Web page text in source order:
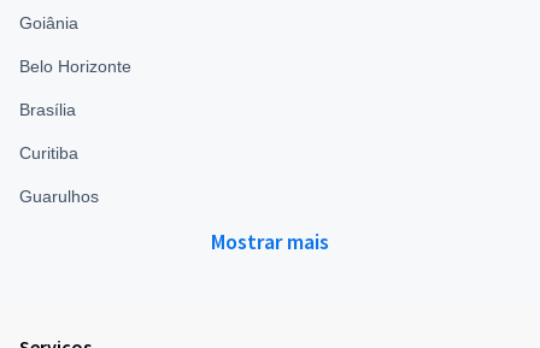
Goiânia
Belo Horizonte
Brasília
Curitiba
Guarulhos
Mostrar mais